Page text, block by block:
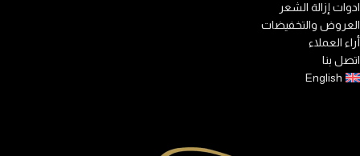
ادوات إزالة الشعر
العروض والتخفيضات
أراء العملاء
اتصل بنا
English